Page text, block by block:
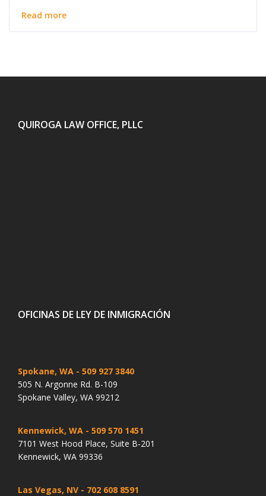
Read more
QUIROGA LAW OFFICE, PLLC
OFICINAS DE LEY DE INMIGRACIÓN
Spokane, WA - 509 927 3840
505 N. Argonne Rd. B-109
Spokane Valley, WA 99212
Kennewick, WA - 509 570 1451
7101 West Hood Place, Suite B-201
Kennewick, WA 99336
Las Vegas, NV - 702 608 8591